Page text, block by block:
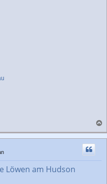
a
c
Löwen am Hudson